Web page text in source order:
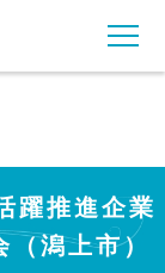
業表彰受賞 医療法
躍推進企業
潟上市）